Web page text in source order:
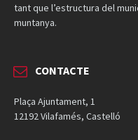
tant que l’estructura del
muntanya.
CONTACTE
Plaça Ajuntament, 1
12192 Vilafamés, Castelló